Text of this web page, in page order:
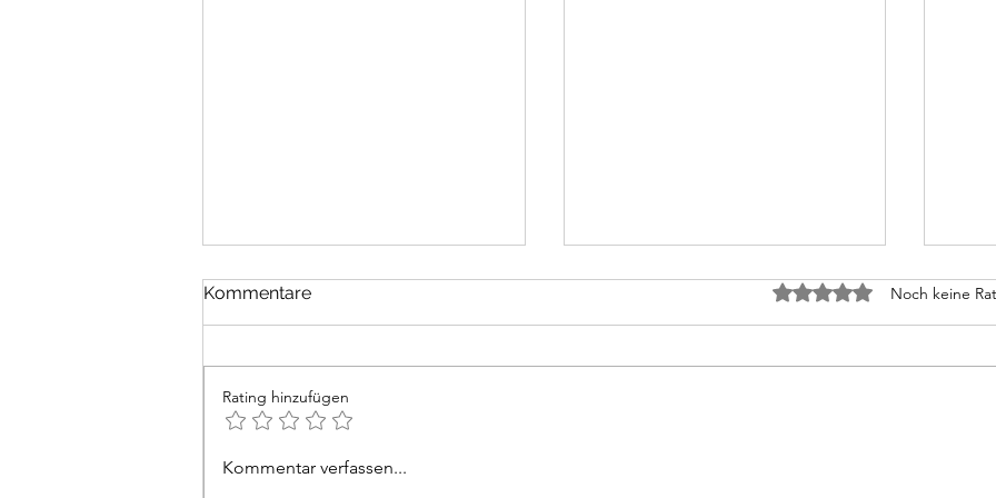
Epigramm
Die klügste Erkenntnis in einem
Leben und leben lassen
Leben, hört man immer wieder,
Der
Der
Kommentare Mit 0 von 5 Sternen
Noch keine
Rating hinzufügen
Kommentar verfassen...